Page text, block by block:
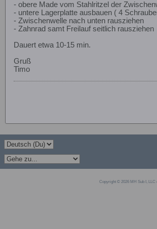
- obere Made vom Stahlritzel der
- untere Lagerplatte ausbauen ( 4
- Zwischenwelle nach unten rausziehen
- Zahnrad samt Freilauf seitlich rausziehen
Dauert etwa 10-15 min.
Gruß
Timo
Copyright © 2026 MH Sub I, LLC